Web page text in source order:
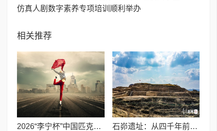
仿真人剧数字素养专项培训顺利举办
相关推荐
2026“李宁杯”中国匹克球巡回赛青少年赛-河南鹤壁站圆满落幕 石峁遗址：从四千年前中国北方区域政体中心看“何以中国”